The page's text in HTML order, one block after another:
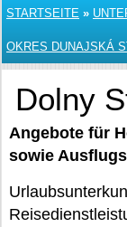
STARTSEITE »
OKRES DUNAJSKÁ
Dolny
Angebote für
sowie